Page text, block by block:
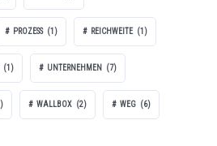
PROZESS (1) REICHWEITE (1)
(1) UNTERNEHMEN (7)
WALLBOX (2) WEG (6)